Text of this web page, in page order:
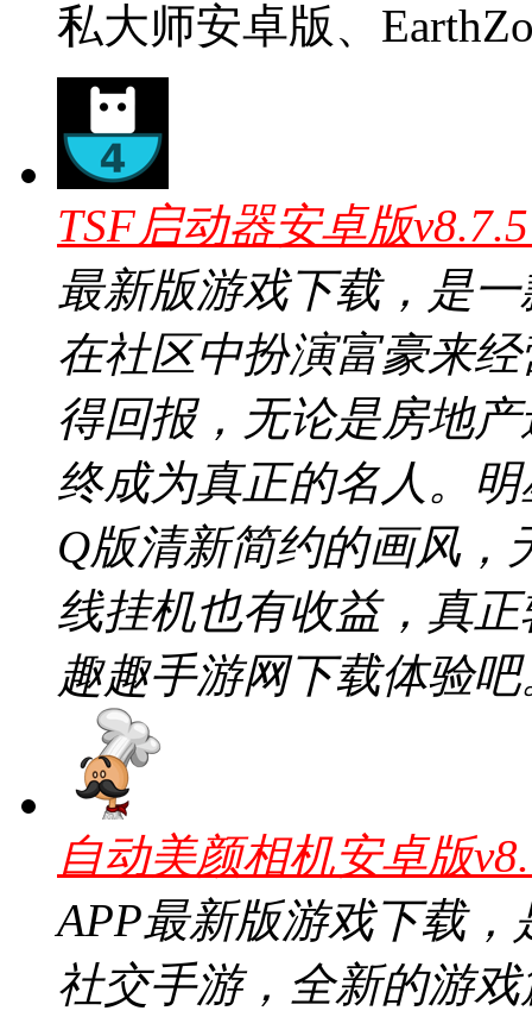
私大师安卓版、
TSF启动器安卓版
最新版游戏下载，是
在社区中扮演富豪来
得回报，无论是房地
终成为真正的名人。
Q版清新简约的画风，
线挂机也有收益，真
趣趣手游网下载体验吧
自动美颜相机安卓版
APP最新版游戏下载
社交手游，全新的游